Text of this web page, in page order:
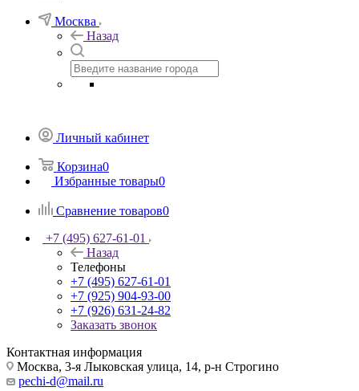
Москва
Назад
Личный кабинет
Корзина0
Избранные товары0
Сравнение товаров0
+7 (495) 627-61-01
Назад
Телефоны
+7 (495) 627-61-01
+7 (925) 904-93-00
+7 (926) 631-24-82
Заказать звонок
Контактная информация
Москва, 3-я Лыковская улица, 14, р-н Строгино
pechi-d@mail.ru